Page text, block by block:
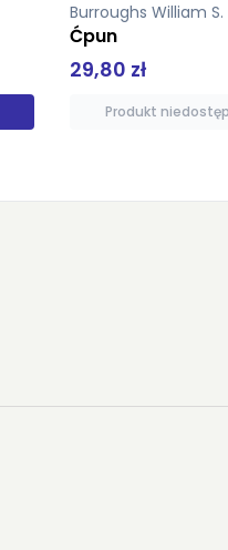
Burroughs William S.
Ćpun
29,80 zł
Produkt